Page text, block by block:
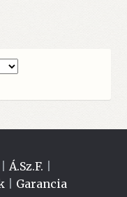
Á.Sz.F.
| Garancia